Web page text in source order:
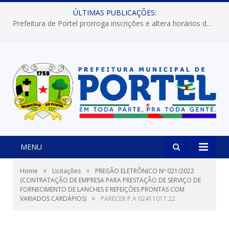
ÚLTIMAS PUBLICAÇÕES:
Prefeitura de Portel prorroga inscrições e altera horários dos concursos “Musa” e “Miss Mix Verão 2026”
MENU
Home » Licitações »
PREGÃO ELETRÔNICO Nº 021/2022
(CONTRATAÇÃO DE EMPRESA PARA PRESTAÇÃO DE SERVIÇO DE
FORNECIMENTO DE LANCHES E REFEIÇÕES PRONTAS COM
VARIADOS CARDÁPIOS) » PARECER P.A 02411017.22